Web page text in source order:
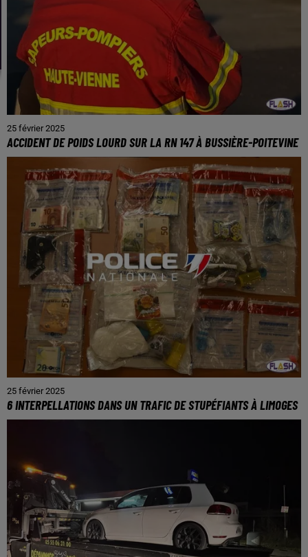
25 février 2025
ACCIDENT DE POIDS LOURD SUR LA RN 147 À BUSSIÈRE-POITEVINE
25 février 2025
6 INTERPELLATIONS DANS UN TRAFIC DE STUPÉFIANTS À LIMOGES